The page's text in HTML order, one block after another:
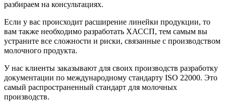
разбираем на консультациях.
Если у вас происходит расширение линейки продукции, то
вам также необходимо разработать ХАССП, тем самым вы
устраните все сложности и риски, связанные с производством
молочного продукта.
У нас клиенты заказывают для своих производств разработку
документации по международному стандарту ISO 22000. Это
самый распространенный стандарт для молочных
производств.